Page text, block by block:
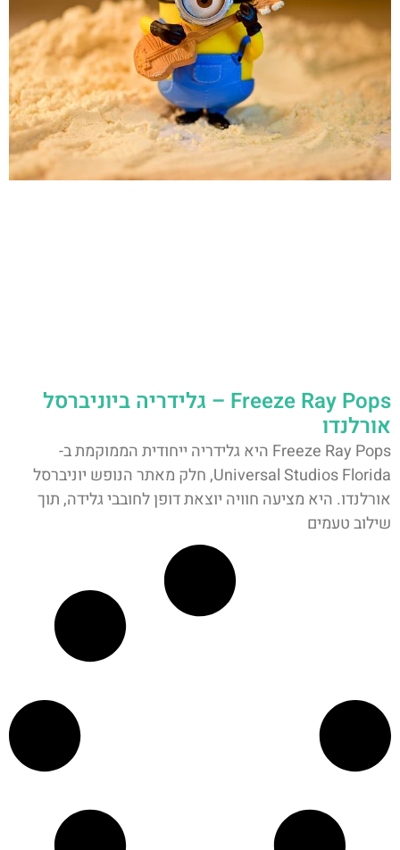
Freeze Ray Pops – גלידריה ביוניברסל
אורלנדו
Freeze Ray Pops היא גלידריה ייחודית הממוקמת ב-
Universal Studios Florida, חלק מאתר הנופש יוניברסל
אורלנדו. היא מציעה חוויה יוצאת דופן לחובבי גלידה, תוך
שילוב טעמים